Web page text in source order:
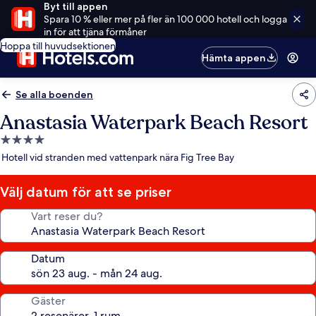
Byt till appen
Spara 10 % eller mer på fler än 100 000 hotell och logga
in för att tjäna förmåner
Hoppa till huvudsektionen
Hämta appen
Se alla boenden
Anastasia Waterpark Beach Resort
4.0-
stjärnigt
Hotell vid stranden med vattenpark nära Fig Tree Bay
Välj datum för att se priser
Vart reser du?
Datum
Gäster